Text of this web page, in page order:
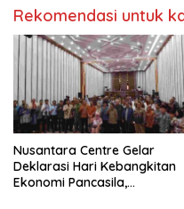
Rekomendasi untuk
Nusantara Centre Gelar
Deklarasi Hari Kebangkitan
Ekonomi Pancasila,